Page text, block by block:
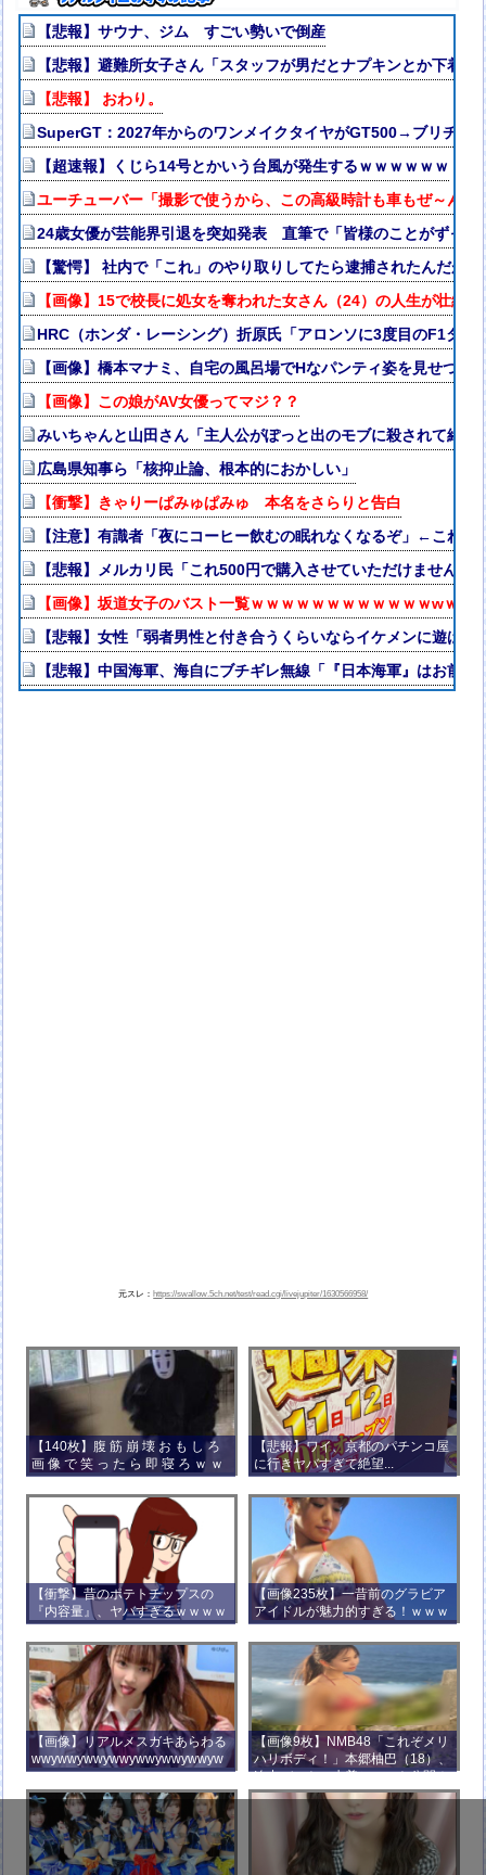
【悲報】サウナ、ジム すごい勢いで倒産
【悲報】避難所女子さん「スタッフが男だとナプキンとか下着と
【悲報】 おわり。
SuperGT：2027年からのワンメイクタイヤがGT500→ブリヂス
【超速報】くじら14号とかいう台風が発生するｗｗｗｗｗｗ
ユーチューバー「撮影で使うから、この高級時計も車もぜ～んぶ
24歳女優が芸能界引退を突如発表 直筆で「皆様のことがずっと
【驚愕】 社内で「これ」のやり取りしてたら逮捕されたんだが
【画像】15で校長に処女を奪われた女さん（24）の人生が壮絶
HRC（ホンダ・レーシング）折原氏「アロンソに3度目のF1タイ
【画像】橋本マナミ、自宅の風呂場でHなパンティ姿を見せつけ
【画像】この娘がAV女優ってマジ？？
みいちゃんと山田さん「主人公がぽっと出のモブに殺されて終
広島県知事ら「核抑止論、根本的におかしい」
【衝撃】きゃりーぱみゅぱみゅ 本名をさらりと告白
【注意】有識者「夜にコーヒー飲むの眠れなくなるぞ」←これ・
【悲報】メルカリ民「これ500円で購入させていただけませんか
【画像】坂道女子のバスト一覧ｗｗｗｗｗｗｗｗｗｗｗｗwｗｗ
【悲報】女性「弱者男性と付き合うくらいならイケメンに遊ば
【悲報】中国海軍、海自にブチギレ無線「『日本海軍』はお前
元スレ：https://swallow.5ch.net/test/read.cgi/livejupiter/1630566958/
【140枚】腹 筋 崩 壊 お も し ろ
画 像 で 笑 っ た ら 即 寝 ろ ｗ ｗ
ｗ ｗ ｗ ｗ ｗ ｗ ｗ ｗ ｗ ｗ
【悲報】ワイ、京都のパチンコ屋
に行きヤバすぎて絶望...
【衝撃】昔のポテトチップスの
『内容量』、ヤバすぎるｗｗｗｗ
ｗｗｗｗ
【画像235枚】一昔前のグラビア
アイドルが魅力的すぎる！ｗｗｗ
【画像】リアルメスガキあらわる
wwywwywwywwywwywwywwyw
wywwy
【画像9枚】NMB48「これぞメリ
ハリボディ！」本郷柚巴（18）、
迫力バストの水着ショット公開！